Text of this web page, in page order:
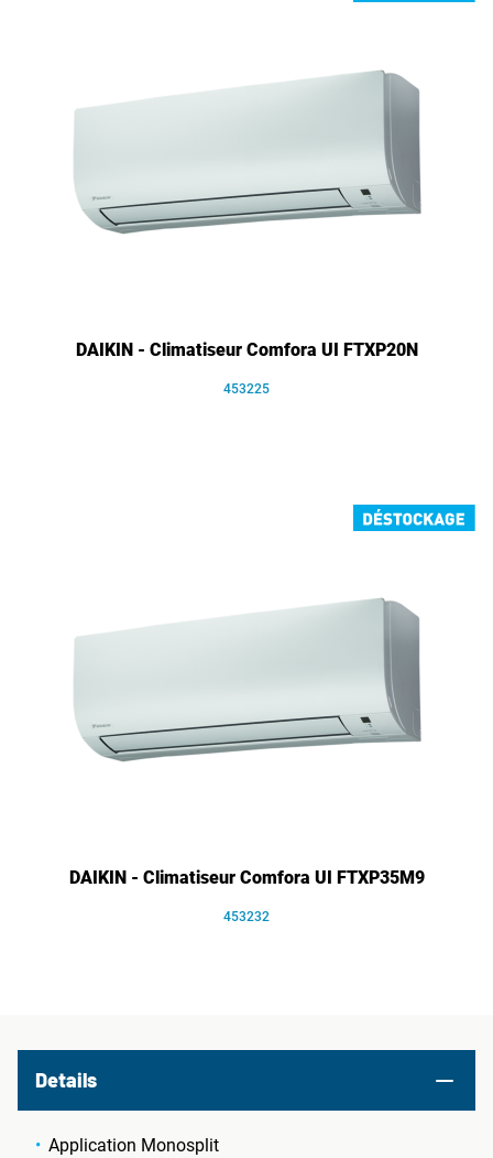
DAIKIN - Climatiseur Comfora UI FTXP20N
453225
DAIKIN - Climatiseur Comfora UI FTXP35M9
453232
Details
Application Monosplit